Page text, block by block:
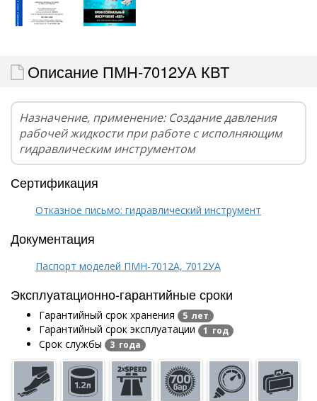
Описание ПМН-7012УА КВТ
Назначение, применение: Создание давления
рабочей жидкости при работе с исполняющим
гидравлическим инструментом
Сертификация
Отказное письмо: гидравлический инструмент
Документация
Паспорт моделей ПМН-7012А, 7012УА
Эксплуатационно-гарантийные сроки
Гарантийный срок хранения 5 лет
Гарантийный срок эксплуатации 1 год
Срок службы 3 года